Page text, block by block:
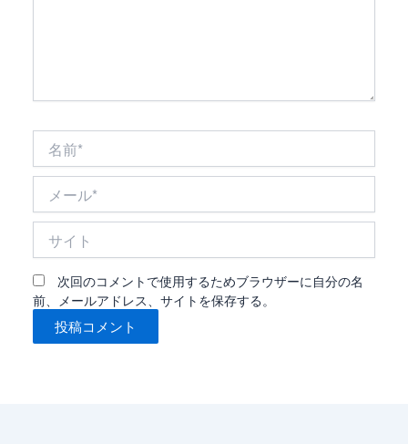
*
ル
次回のコメントで使用するためブラウザーに自分の名
前、メールアドレス、サイトを保存する。